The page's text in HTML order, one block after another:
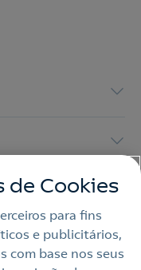
de Cookies
para fins
e publicitários,
com base nos seus